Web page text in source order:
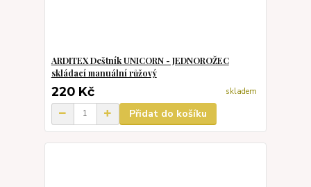
ARDITEX Deštník UNICORN - JEDNOROŽEC
skládací manuální růžový
220 Kč skladem
Přidat do košíku